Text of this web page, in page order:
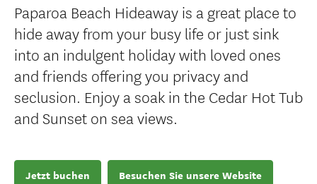
Paparoa Beach Hideaway is a great place to
hide away from your busy life or just sink
into an indulgent holiday with loved ones
and friends offering you privacy and
seclusion. Enjoy a soak in the Cedar Hot Tub
and Sunset on sea views.
Jetzt buchen Besuchen Sie unsere Website